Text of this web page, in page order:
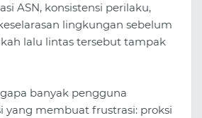
ASN, konsistensi perilaku,
lingkungan sebelum
lalu lintas tersebut tampak
banyak pengguna
yang membuat frustrasi: proksi